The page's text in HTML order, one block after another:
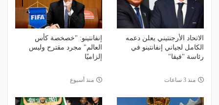
الاتحاد الأرجنتيني يعلن دعمه
الكامل لجياني إنفانتينو في
رئاسة "فيفا"
منذ 3 ساعات
إنفانتينو: "خصخصة كأس
العالم" مجرد مقترح وليس
إلزاميًا
منذ أسبوع